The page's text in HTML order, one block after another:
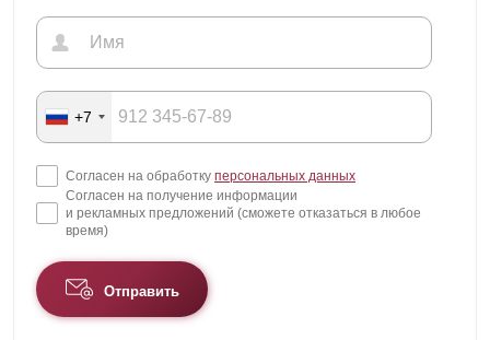
+7
Согласен на обработку персональных данных
Согласен на получение информации
и рекламных предложений (сможете отказаться в любое
время)
Отправить